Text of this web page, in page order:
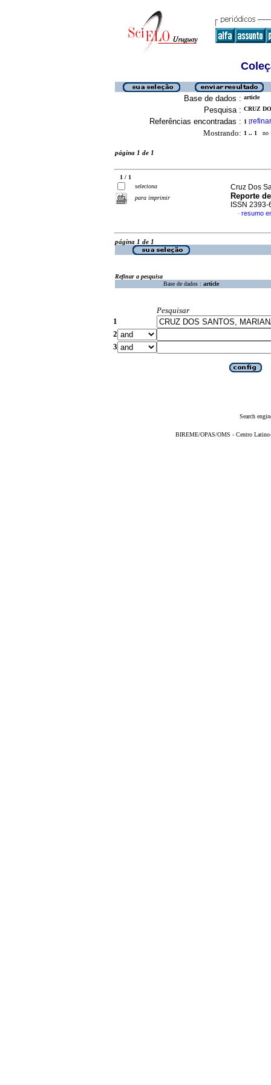
Base de dados : article
Pesquisa : CRUZ
Referências encontradas : 1 [refinar
Mostrando: 1 .. 1 no
página 1 de 1
1 / 1
seleciona
para imprimir
Cruz Dos
Reporte
ISSN 2393-
· resumo
página 1 de 1
Refinar a pesquisa
Base de dados : article
Pesquisar
1
2
3
Search
BIREME/OPAS/OMS - Centro Latino-